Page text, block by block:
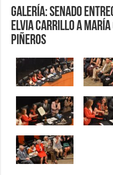
Galería: Senado
Elvia Carrillo a María
Piñeros